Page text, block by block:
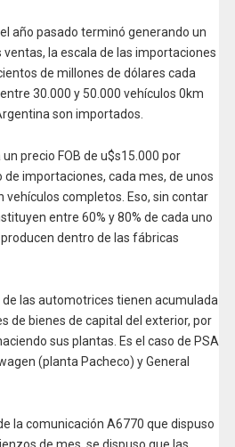
año pasado terminó generando un
la escala de las importaciones
de millones de dólares cada
30.000 y 50.000 vehículos 0km
son importados.
precio FOB de u$s15.000 por
de importaciones, cada mes, de unos
vehículos completos. Eso, sin contar
entre 60% y 80% de cada uno
dentro de las fábricas
las automotrices tienen acumulada
de bienes de capital del exterior, por
sus plantas. Es el caso de PSA
(planta Pacheco) y General
la comunicación A6770 que dispuso
de mes, se dispuso que las